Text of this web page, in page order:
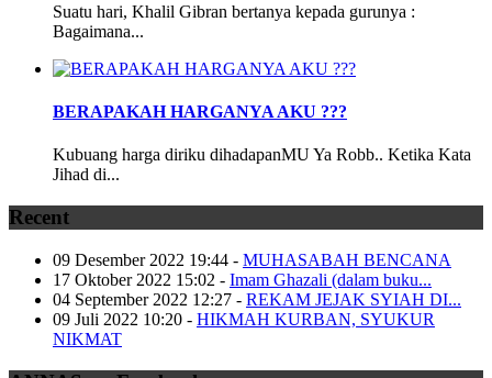
Suatu hari, Khalil Gibran bertanya kepada gurunya :
Bagaimana...
BERAPAKAH HARGANYA AKU ???
Kubuang harga diriku dihadapanMU Ya Robb.. Ketika Kata
Jihad di...
Recent
09 Desember 2022 19:44 - MUHASABAH BENCANA
17 Oktober 2022 15:02 - Imam Ghazali (dalam buku...
04 September 2022 12:27 - REKAM JEJAK SYIAH DI...
09 Juli 2022 10:20 - HIKMAH KURBAN, SYUKUR
NIKMAT